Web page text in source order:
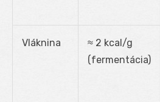
Vláknina
≈ 2 kcal/g
(fermentácia)